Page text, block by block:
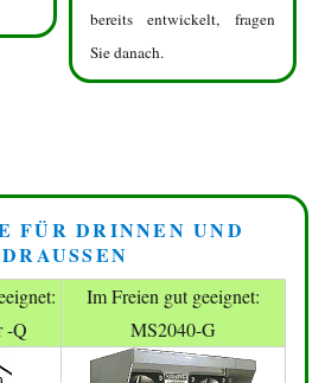
bereits entwickelt, fragen
Sie danach.
FÜR DRINNEN UND
DRAUSSEN
-Q
Im Freien gut geeignet:
MS2040-G